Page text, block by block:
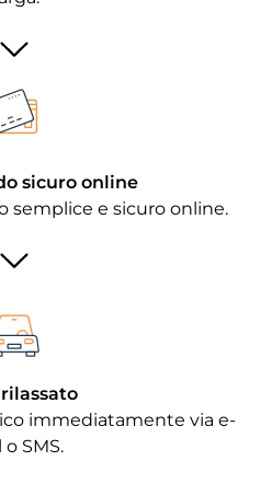
sicuro online
semplice e sicuro online.
immediatamente via e-
o SMS.